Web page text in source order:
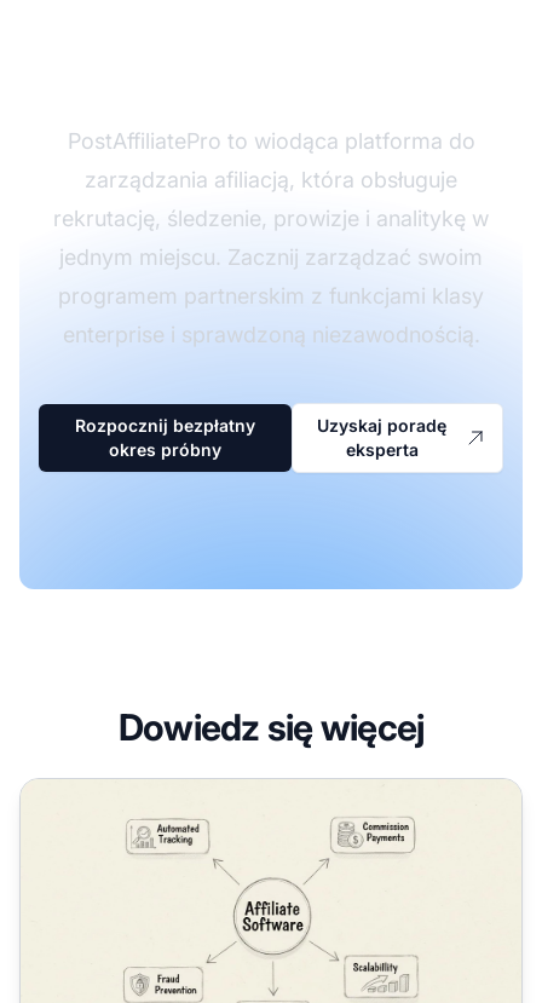
PostAffiliatePro to wiodąca platforma do
zarządzania afiliacją, która obsługuje
rekrutację, śledzenie, prowizje i analitykę w
jednym miejscu. Zacznij zarządzać swoim
programem partnerskim z funkcjami klasy
enterprise i sprawdzoną niezawodnością.
Rozpocznij bezpłatny
okres próbny
Uzyskaj poradę
eksperta
Dowiedz się więcej
Dlaczego potrzebujesz oprogramowania afiliacyjnego?